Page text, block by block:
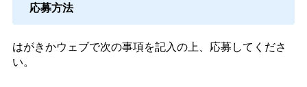
応募方法
はがきかウェブで次の事項を記入の上、応募してくださ
い。